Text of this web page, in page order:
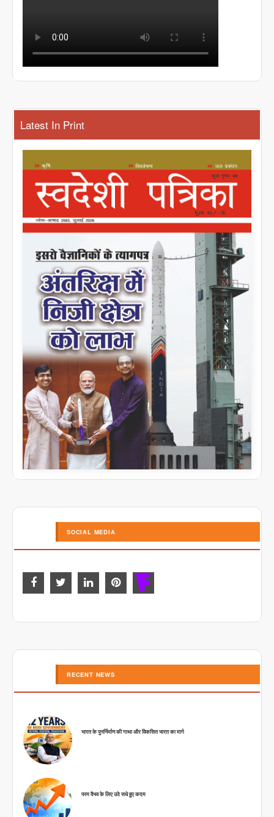
Latest In Print
SOCIAL MEDIA
RECENT NEWS
भारत के पुनर्निर्माण की गाथा और विकसित भारत का मार्ग
परम वैभव के लिए उठे सधे हुए कदम